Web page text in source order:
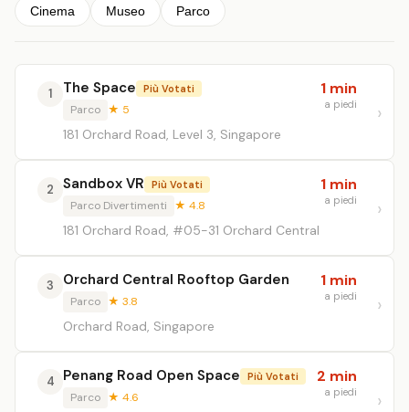
Cinema Museo Parco
1 The Space Più Votati
Parco ★ 5
181 Orchard Road, Level 3, Singapore
1 min
a piedi
2 Sandbox VR Più Votati
Parco Divertimenti ★ 4.8
181 Orchard Road, #05-31 Orchard Central
1 min
a piedi
3 Orchard Central Rooftop Garden
Parco ★ 3.8
Orchard Road, Singapore
1 min
a piedi
4 Penang Road Open Space Più Votati
Parco ★ 4.6
2 min
a piedi